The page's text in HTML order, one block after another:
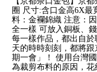
圈 尺寸:含口金高6X最
料：金襴錦織 注意：
全一樣 可放入銅板、
每一樣作品，都出自
天的時時刻刻，都將
期一會」！ 使用台灣
為裁剪布料的原因，花